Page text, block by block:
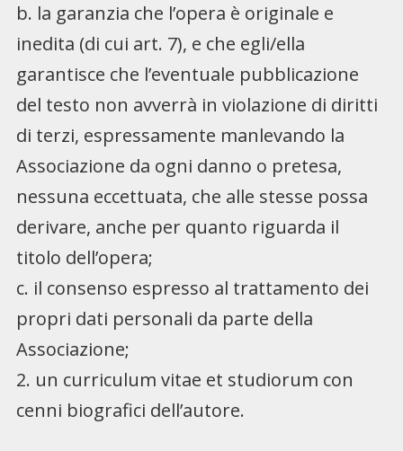
b. la garanzia che l’opera è originale e
inedita (di cui art. 7), e che egli/ella
garantisce che l’eventuale pubblicazione
del testo non avverrà in violazione di diritti
di terzi, espressamente manlevando la
Associazione da ogni danno o pretesa,
nessuna eccettuata, che alle stesse possa
derivare, anche per quanto riguarda il
titolo dell’opera;
c. il consenso espresso al trattamento dei
propri dati personali da parte della
Associazione;
2. un curriculum vitae et studiorum con
cenni biografici dell’autore.